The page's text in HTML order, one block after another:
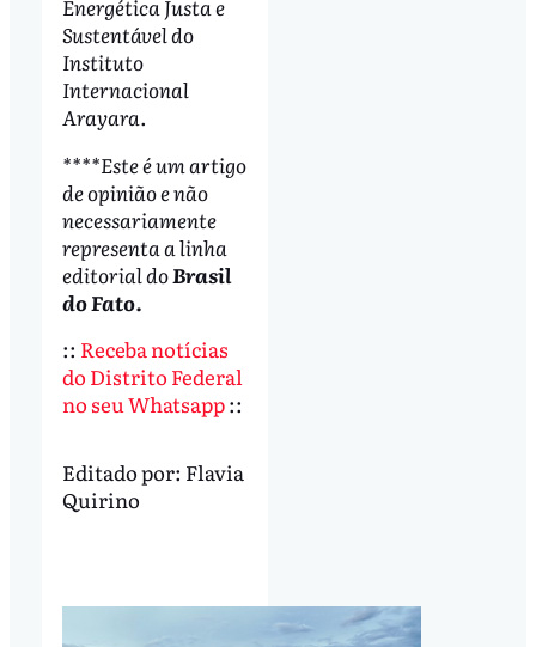
Energética Justa e
Sustentável do
Instituto
Internacional
Arayara.
****Este é um artigo
de opinião e não
necessariamente
representa a linha
editorial doBrasil
do Fato.
:: Receba notícias
do Distrito Federal
no seu Whatsapp::
Editado por: Flavia
Quirino